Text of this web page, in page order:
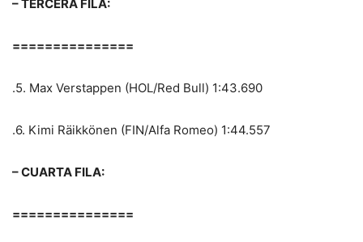
– TERCERA FILA:
===============
.5. Max Verstappen (HOL/Red Bull) 1:43.690
.6. Kimi Räikkönen (FIN/Alfa Romeo) 1:44.557
– CUARTA FILA:
===============